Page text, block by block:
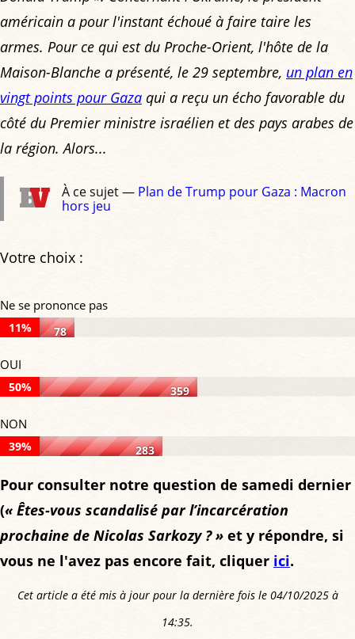
américain a pour l'instant échoué à faire taire les
armes. Pour ce qui est du Proche-Orient, l'hôte de la
Maison-Blanche a présenté, le 29 septembre, un plan en
vingt points pour Gaza qui a reçu un écho favorable du
côté du Premier ministre israélien et des pays arabes de
la région. Alors...
À ce sujet — Plan de Trump pour Gaza : Macron
hors jeu
Votre choix :
Ne se prononce pas
11% 78
se
prononce
11%
78
votes
OUI
50% 359
50%
of
votes,
359
votes
NON
39% 283
39%
of
votes,
283
votes
Pour consulter notre question de samedi dernier
(« Êtes-vous scandalisé par l’incarcération
prochaine de Nicolas Sarkozy ? » et y répondre, si
vous ne l'avez pas encore fait, cliquer ici.
Cet article a été mis à jour pour la dernière fois le 04/10/2025 à
14:35.